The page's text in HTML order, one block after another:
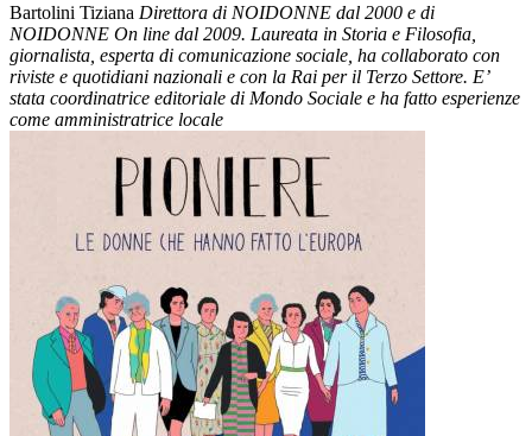
Bartolini Tiziana Direttora di NOIDONNE dal 2000 e di
NOIDONNE On line dal 2009. Laureata in Storia e Filosofia,
giornalista, esperta di comunicazione sociale, ha collaborato con
riviste e quotidiani nazionali e con la Rai per il Terzo Settore. E’
stata coordinatrice editoriale di Mondo Sociale e ha fatto esperienze
come amministratrice locale